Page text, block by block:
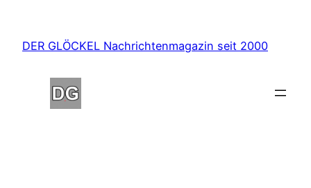
springen
DER GLÖCKEL Nachrichtenmagazin seit 2000